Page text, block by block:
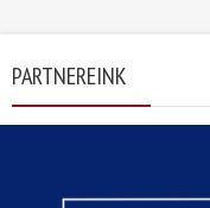
PARTNEREINK